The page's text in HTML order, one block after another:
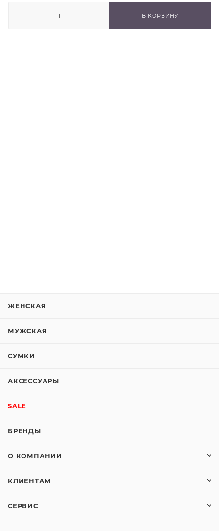
В КОРЗИНУ
ЖЕНСКАЯ
МУЖСКАЯ
СУМКИ
АКСЕССУАРЫ
SALE
БРЕНДЫ
О КОМПАНИИ
КЛИЕНТАМ
СЕРВИС